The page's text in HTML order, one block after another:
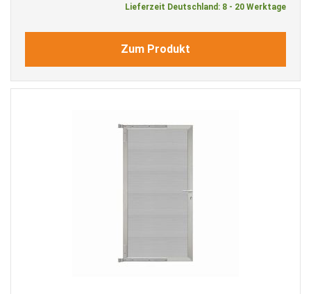
Lieferzeit Deutschland: 8 - 20 Werktage
Zum Produkt